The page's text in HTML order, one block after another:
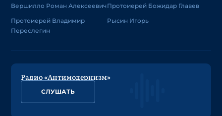
Вершилло Роман Алексеевич
Протоиерей Владимир
Переслегин
Протоиерей Божидар Главев
Рысин Игорь
Радио «Антимодернизм»
СЛУШАТЬ